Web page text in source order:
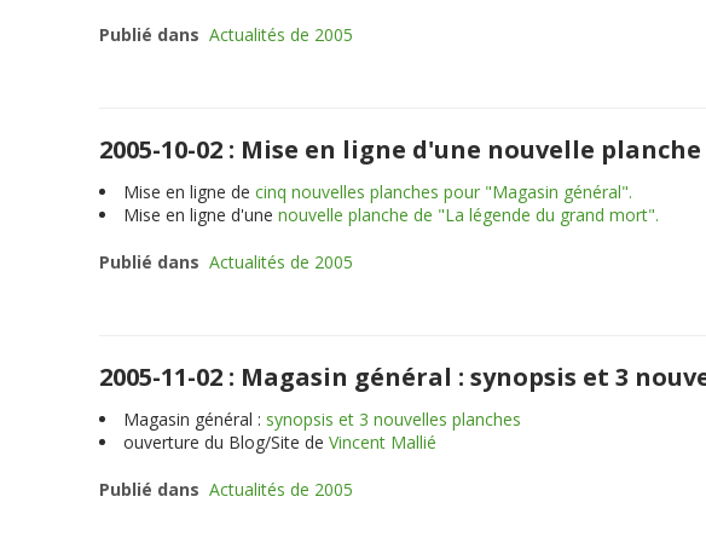
Publié dans Actualités de 2005
2005-10-02 : Mise en ligne d'une nouvelle
Mise en ligne de cinq nouvelles planches pour "Magasin général".
Mise en ligne d'une nouvelle planche de "La légende du grand mort".
Publié dans Actualités de 2005
2005-11-02 : Magasin général : synopsis et 3
Magasin général : synopsis et 3 nouvelles planches
ouverture du Blog/Site de Vincent Mallié
Publié dans Actualités de 2005